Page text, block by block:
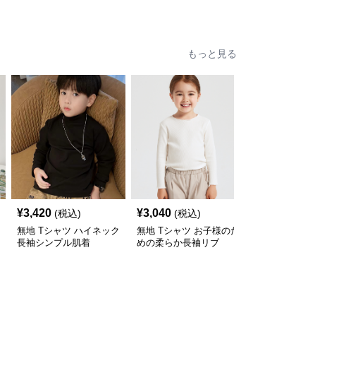
もっと見る
¥3,420 (税込)
無地 Tシャツ ハイネック
長袖シンプル肌着
¥3,040 (税込)
無地 Tシャツ お子様のた
めの柔らか長袖リブ